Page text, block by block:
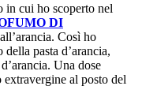
in cui ho scoperto nel
DI
Così ho
pasta d’arancia,
Una dose
extravergine al posto del